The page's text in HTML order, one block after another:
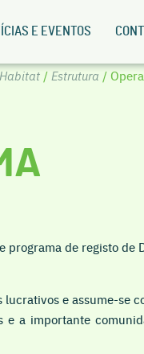
E EVENTOS
/ Estrutura /
de registo de
e assume-se
e a importante